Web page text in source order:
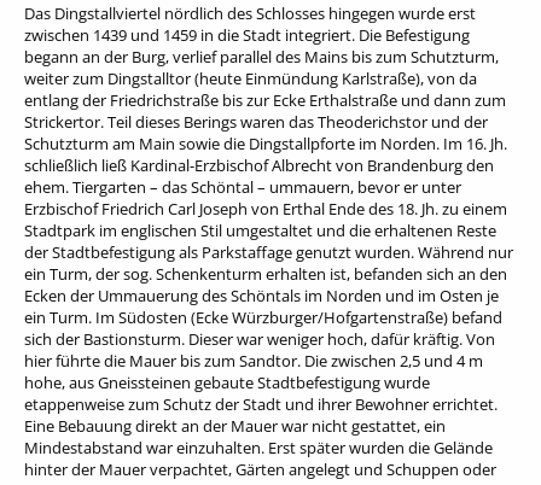
Das Dingstallviertel nördlich des Schlosses hingegen wurde erst
zwischen 1439 und 1459 in die Stadt integriert. Die Befestigung
begann an der Burg, verlief parallel des Mains bis zum Schutzturm,
weiter zum Dingstalltor (heute Einmündung Karlstraße), von da
entlang der Friedrichstraße bis zur Ecke Erthalstraße und dann zum
Strickertor. Teil dieses Berings waren das Theoderichstor und der
Schutzturm am Main sowie die Dingstallpforte im Norden. Im 16. Jh.
schließlich ließ Kardinal-Erzbischof Albrecht von Brandenburg den
ehem. Tiergarten – das Schöntal – ummauern, bevor er unter
Erzbischof Friedrich Carl Joseph von Erthal Ende des 18. Jh. zu einem
Stadtpark im englischen Stil umgestaltet und die erhaltenen Reste
der Stadtbefestigung als Parkstaffage genutzt wurden. Während nur
ein Turm, der sog. Schenkenturm erhalten ist, befanden sich an den
Ecken der Ummauerung des Schöntals im Norden und im Osten je
ein Turm. Im Südosten (Ecke Würzburger/Hofgartenstraße) befand
sich der Bastionsturm. Dieser war weniger hoch, dafür kräftig. Von
hier führte die Mauer bis zum Sandtor. Die zwischen 2,5 und 4 m
hohe, aus Gneissteinen gebaute Stadtbefestigung wurde
etappenweise zum Schutz der Stadt und ihrer Bewohner errichtet.
Eine Bebauung direkt an der Mauer war nicht gestattet, ein
Mindestabstand war einzuhalten. Erst später wurden die Gelände
hinter der Mauer verpachtet, Gärten angelegt und Schuppen oder